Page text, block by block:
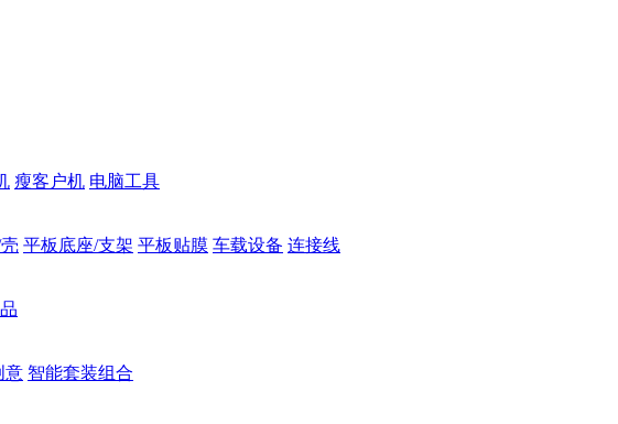
瘦客户机 电脑工具
平板底座/支架 平板贴膜 车载设备 连接线
意 智能套装组合